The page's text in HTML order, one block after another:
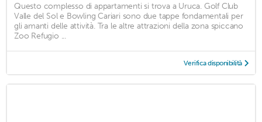
Questo complesso di appartamenti si trova a Uruca. Golf Club
Valle del Sol e Bowling Cariari sono due tappe fondamentali per
gli amanti delle attività. Tra le altre attrazioni della zona spiccano
Zoo Refugio ...
Verifica disponibilità